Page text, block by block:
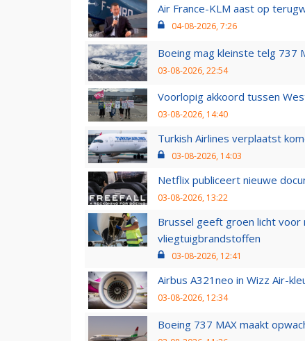
Air France-KLM aast op
04-08-2026, 7:26
Boeing mag kleinste telg 737
03-08-2026, 22:54
Voorlopig akkoord tussen
03-08-2026, 14:40
Turkish Airlines verplaatst
03-08-2026, 14:03
Netflix publiceert nieuwe
03-08-2026, 13:22
Brussel geeft groen licht voor
vliegtuigbrandstoffen
03-08-2026, 12:41
Airbus A321neo in Wizz Air-
03-08-2026, 12:34
Boeing 737 MAX maakt